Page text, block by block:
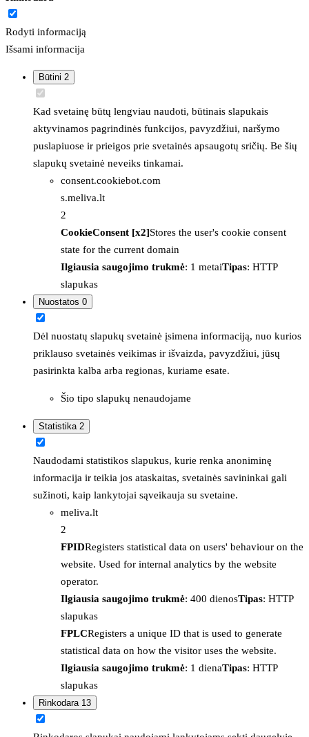
Rodyti informaciją
Išsami informacija
Būtini 2
Kad svetainę būtų lengviau naudoti, būtinais slapukais
aktyvinamos pagrindinės funkcijos, pavyzdžiui, naršymo
puslapiuose ir prieigos prie svetainės apsaugotų sričių. Be šių
slapukų svetainė neveiks tinkamai.
consent.cookiebot.com
s.meliva.lt
2
CookieConsent [x2]Stores the user's cookie consent
state for the current domain
Ilgiausia saugojimo trukmė: 1 metaiTipas: HTTP
slapukas
Nuostatos 0
Dėl nuostatų slapukų svetainė įsimena informaciją, nuo kurios
priklauso svetainės veikimas ir išvaizda, pavyzdžiui, jūsų
pasirinkta kalba arba regionas, kuriame esate.
Šio tipo slapukų nenaudojame
Statistika 2
Naudodami statistikos slapukus, kurie renka anoniminę
informacija ir teikia jos ataskaitas, svetainės savininkai gali
sužinoti, kaip lankytojai sąveikauja su svetaine.
meliva.lt
2
FPIDRegisters statistical data on users' behaviour on the
website. Used for internal analytics by the website
operator.
Ilgiausia saugojimo trukmė: 400 dienosTipas: HTTP
slapukas
FPLCRegisters a unique ID that is used to generate
statistical data on how the visitor uses the website.
Ilgiausia saugojimo trukmė: 1 dienaTipas: HTTP
slapukas
Rinkodara 13